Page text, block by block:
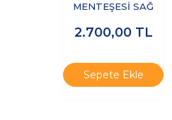
MENTEŞESİ SAĞ
2.700,00 TL
Sepete Ekle